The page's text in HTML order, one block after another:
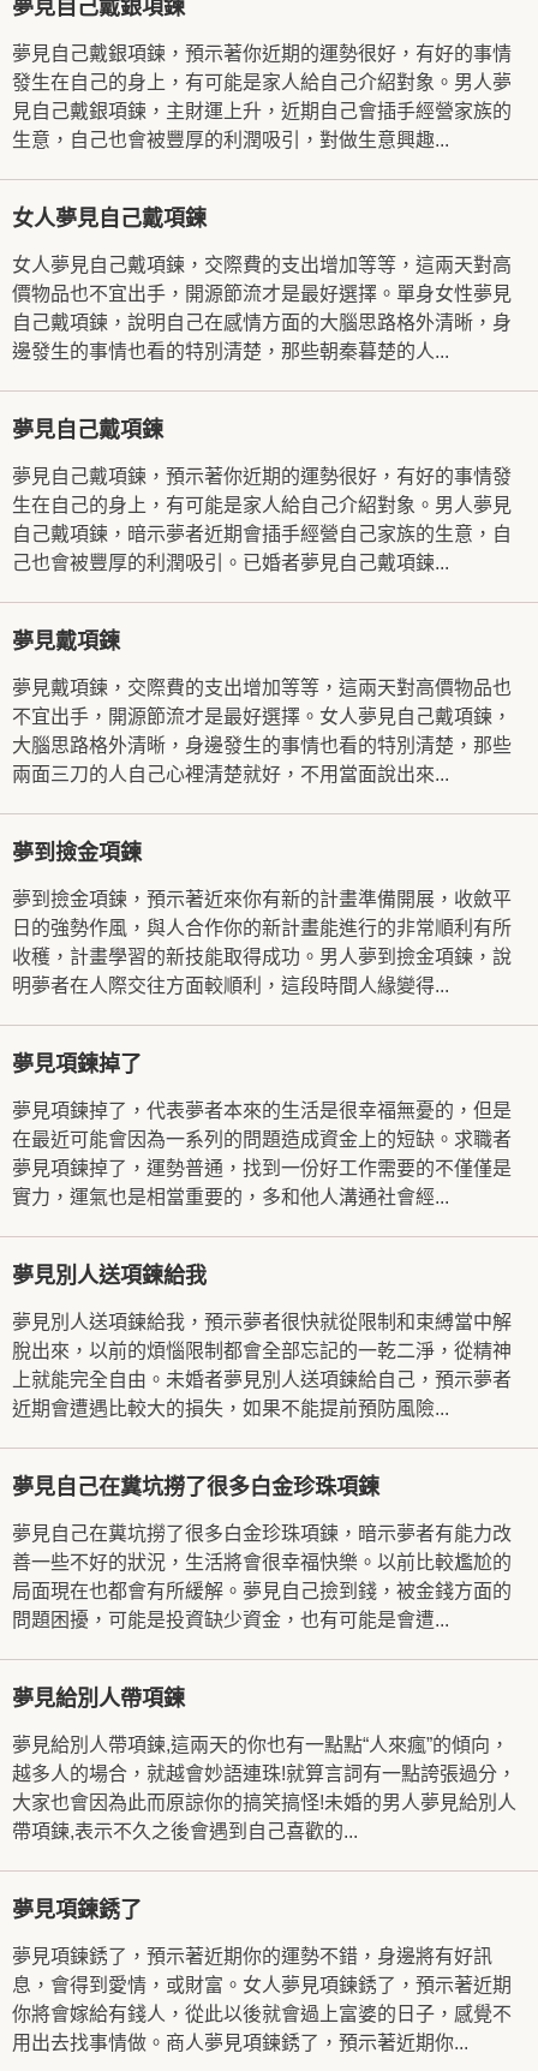
夢見自己戴銀項鍊
夢見自己戴銀項鍊，預示著你近期的運勢很好，有好的事情
發生在自己的身上，有可能是家人給自己介紹對象。男人夢
見自己戴銀項鍊，主財運上升，近期自己會插手經營家族的
生意，自己也會被豐厚的利潤吸引，對做生意興趣...
女人夢見自己戴項鍊
女人夢見自己戴項鍊，交際費的支出增加等等，這兩天對高
價物品也不宜出手，開源節流才是最好選擇。單身女性夢見
自己戴項鍊，說明自己在感情方面的大腦思路格外清晰，身
邊發生的事情也看的特別清楚，那些朝秦暮楚的人...
夢見自己戴項鍊
夢見自己戴項鍊，預示著你近期的運勢很好，有好的事情發
生在自己的身上，有可能是家人給自己介紹對象。男人夢見
自己戴項鍊，暗示夢者近期會插手經營自己家族的生意，自
己也會被豐厚的利潤吸引。已婚者夢見自己戴項鍊...
夢見戴項鍊
夢見戴項鍊，交際費的支出增加等等，這兩天對高價物品也
不宜出手，開源節流才是最好選擇。女人夢見自己戴項鍊，
大腦思路格外清晰，身邊發生的事情也看的特別清楚，那些
兩面三刀的人自己心裡清楚就好，不用當面說出來...
夢到撿金項鍊
夢到撿金項鍊，預示著近來你有新的計畫準備開展，收斂平
日的強勢作風，與人合作你的新計畫能進行的非常順利有所
收穫，計畫學習的新技能取得成功。男人夢到撿金項鍊，說
明夢者在人際交往方面較順利，這段時間人緣變得...
夢見項鍊掉了
夢見項鍊掉了，代表夢者本來的生活是很幸福無憂的，但是
在最近可能會因為一系列的問題造成資金上的短缺。求職者
夢見項鍊掉了，運勢普通，找到一份好工作需要的不僅僅是
實力，運氣也是相當重要的，多和他人溝通社會經...
夢見別人送項鍊給我
夢見別人送項鍊給我，預示夢者很快就從限制和束縛當中解
脫出來，以前的煩惱限制都會全部忘記的一乾二淨，從精神
上就能完全自由。未婚者夢見別人送項鍊給自己，預示夢者
近期會遭遇比較大的損失，如果不能提前預防風險...
夢見自己在糞坑撈了很多白金珍珠項鍊
夢見自己在糞坑撈了很多白金珍珠項鍊，暗示夢者有能力改
善一些不好的狀況，生活將會很幸福快樂。以前比較尷尬的
局面現在也都會有所緩解。夢見自己撿到錢，被金錢方面的
問題困擾，可能是投資缺少資金，也有可能是會遭...
夢見給別人帶項鍊
夢見給別人帶項鍊,這兩天的你也有一點點“人來瘋”的傾向，
越多人的場合，就越會妙語連珠!就算言詞有一點誇張過分，
大家也會因為此而原諒你的搞笑搞怪!未婚的男人夢見給別人
帶項鍊,表示不久之後會遇到自己喜歡的...
夢見項鍊銹了
夢見項鍊銹了，預示著近期你的運勢不錯，身邊將有好訊
息，會得到愛情，或財富。女人夢見項鍊銹了，預示著近期
你將會嫁給有錢人，從此以後就會過上富婆的日子，感覺不
用出去找事情做。商人夢見項鍊銹了，預示著近期你...